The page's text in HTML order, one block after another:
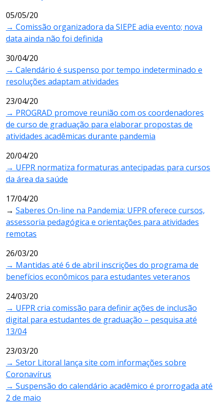
05/05/20
→ Comissão organizadora da SIEPE adia evento; nova
data ainda não foi definida
30/04/20
→ Calendário é suspenso por tempo indeterminado e
resoluções adaptam atividades
23/04/20
→ PROGRAD promove reunião com os coordenadores
de curso de graduação para elaborar propostas de
atividades acadêmicas durante pandemia
20/04/20
→ UFPR normatiza formaturas antecipadas para cursos
da área da saúde
17/04/20
→ Saberes On-line na Pandemia: UFPR oferece cursos,
assessoria pedagógica e orientações para atividades
remotas
26/03/20
→ Mantidas até 6 de abril inscrições do programa de
benefícios econômicos para estudantes veteranos
24/03/20
→ UFPR cria comissão para definir ações de inclusão
digital para estudantes de graduação – pesquisa até
13/04
23/03/20
→ Setor Litoral lança site com informações sobre
Coronavírus
→ Suspensão do calendário acadêmico é prorrogada até
2 de maio